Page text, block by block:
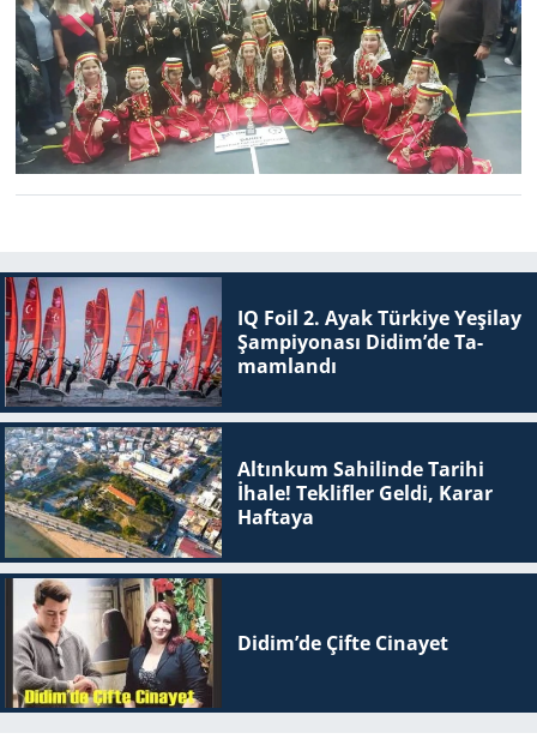
IQ Foil 2. Ayak Tür­ki­ye Ye­şi­lay
Şam­pi­yo­na­sı Didim’de Ta­
mam­lan­dı
Altınkum Sahilinde Tarihi
İhale! Teklifler Geldi, Karar
Haftaya
Didim’de Çifte Ci­na­yet